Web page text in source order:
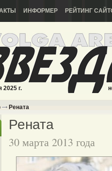
ИНФОРМЕР РЕЙТИНГ
2025 г.
Рената
Рената
30 марта 2013 года